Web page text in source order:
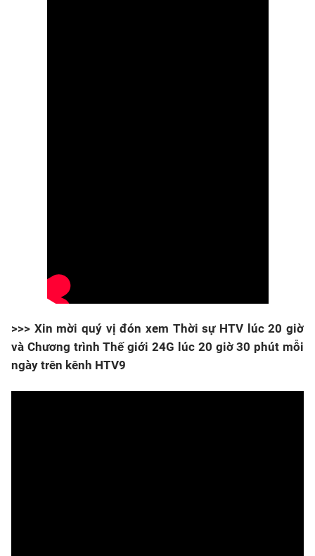
>>> Xin mời quý vị đón xem Thời sự HTV lúc 20 giờ
và Chương trình Thế giới 24G lúc 20 giờ 30 phút mỗi
ngày trên kênh HTV9